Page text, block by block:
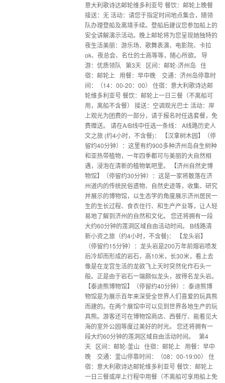
意大利歌诗达邮轮维多利亚号 餐饮：邮轮上晚餐
接送：无 活动：请您于指定时间地点集合，随领
队办理登船及离境手续。登船后建议您参加船上的
安全讲解演示活动。晚上邮轮将为您呈现她独特的
夜生活美丽：游乐场、歌舞表演、电影院、卡拉
ok、夜总会、名仕的士高等等，随心所欲。 导
游：优质领队 第3天 区间：邮轮-济州岛 住
宿：邮轮上 用餐：早中晚 交通：济州岛停靠时
间：（14：00-20：00） 住宿：意大利歌诗达邮
轮维多利亚号 餐饮：邮轮上一日三餐（不离船可
用，离船不含餐） 接送：空调观光巴士 活动：岸
上观光为团费的一部分，请于报名时任选套餐，免
费赠送。 请在A/B线中任选一条线： A线路历史人
文之旅 (约4小时，不含餐)： 【汉拿树木园】（停
留约40分钟）：这里有约900多种济州岛自生树种
和亚热带植物，一年四季都可与美丽的大自然相
遇，浸泡在清新的植物氧吧里。 【济州自然史博
物馆】（停留约30分钟）：这是一家将散落在济
州道内的传统民俗遗物、自然史迹等，收集、研究
并展示的博物馆，以生态学的角度展示济州居民一
生的生长过程、食衣住行、和生产产业等，让人轻
易地了解到济州的自然和文化。 您还将拥有一段
大约60分钟的莲洞区域自由活动时间。 B线路清
新小资之旅（约4小时，不含餐)： 【龙头岩】
（停留约15分钟）：龙头岩是200万年前熔岩喷发
后冷却而形成的岩石，高10米，长30米，看上去
像是在龙宫生活的龙欲飞上天时突然化作石头一
般。正是由于岩石一端颇似龙头，故得名龙头岩。
【泰迪熊博物馆】（停留约40分钟）：泰迪熊博
物馆是为展示百年来深受全世界人们喜爱的玩具熊
而建的。在两个展馆中可以见到世界各地生产的玩
具熊。游客还可在博物馆商店、西餐厅、能看见大
海的室外公园等度过美好的时光。 您还将拥有一
段大约60分钟的莲洞区域自由活动时间。 第4
天 区间：邮轮-釜山 住宿：邮轮上 用餐：早中
晚 交通：釜山停靠时间：（08：00-19:00） 住
宿：意大利歌诗达邮轮维多利亚号 餐饮：邮轮上
一日三餐或岸上行程中用餐（不离船可享用船上免